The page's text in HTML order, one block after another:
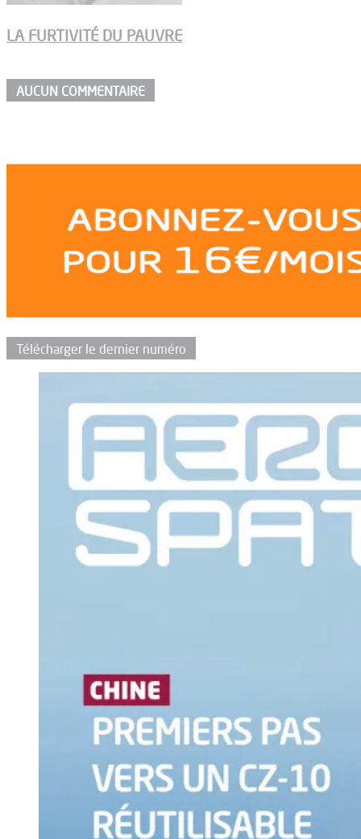
LA FURTIVITÉ DU PAUVRE
AUCUN COMMENTAIRE
Télécharger le dernier numéro